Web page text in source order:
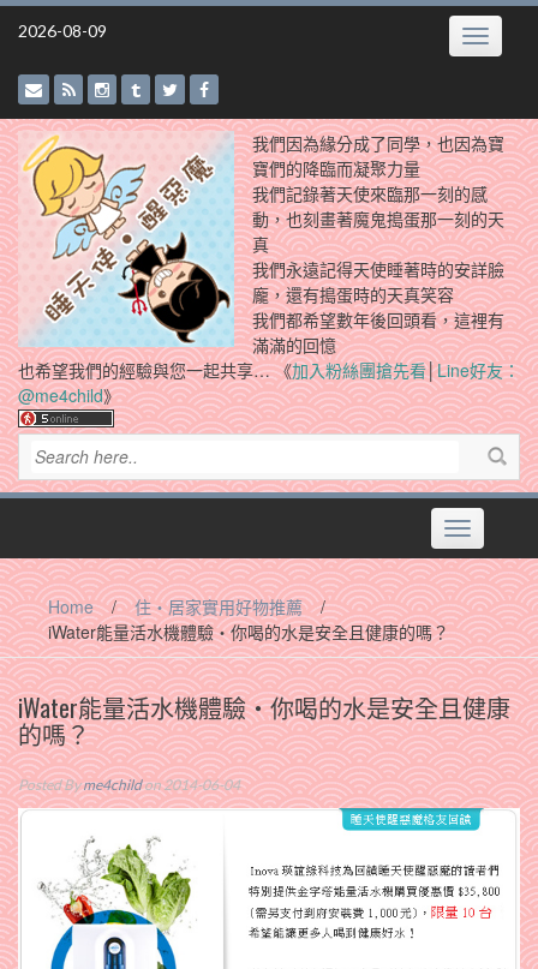
Skip
2026-08-09 Toggle
我們因為緣分成了同學，也因為寶
寶們的降臨而凝聚力量
我們記錄著天使來臨那一刻的感
動，也刻畫著魔鬼搗蛋那一刻的天
真
我們永遠記得天使睡著時的安詳臉
龐，還有搗蛋時的天真笑容
我們都希望數年後回頭看，這裡有
滿滿的回憶
也希望我們的經驗與您一起共享… 《加入粉絲團搶先看│Line好友：
@me4child》
Toggle
navigation
Home / 住‧居家實用好物推薦
/
iWater能量活水機體驗‧你喝的水是安全且健康的嗎？
iWater能量活水機體驗‧你喝的水是安全且健康
的嗎？
Posted Byme4childon 2014-06-04